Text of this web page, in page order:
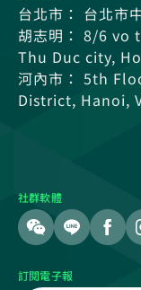
台北市： 台北市
胡志明： 8/6
Thu Duc city,
河內市： 5th
District, Hanoi,
社群軟體
訂閱電子報